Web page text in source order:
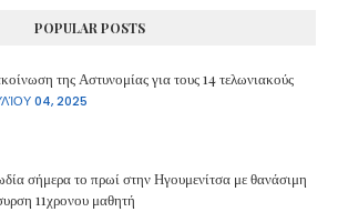
POPULAR POSTS
της Αστυνομίας για τους 14 τελωνιακούς
04, 2025
σήμερα το πρωί στην Ηγουμενίτσα με θανάσιμη
11χρονου μαθητή